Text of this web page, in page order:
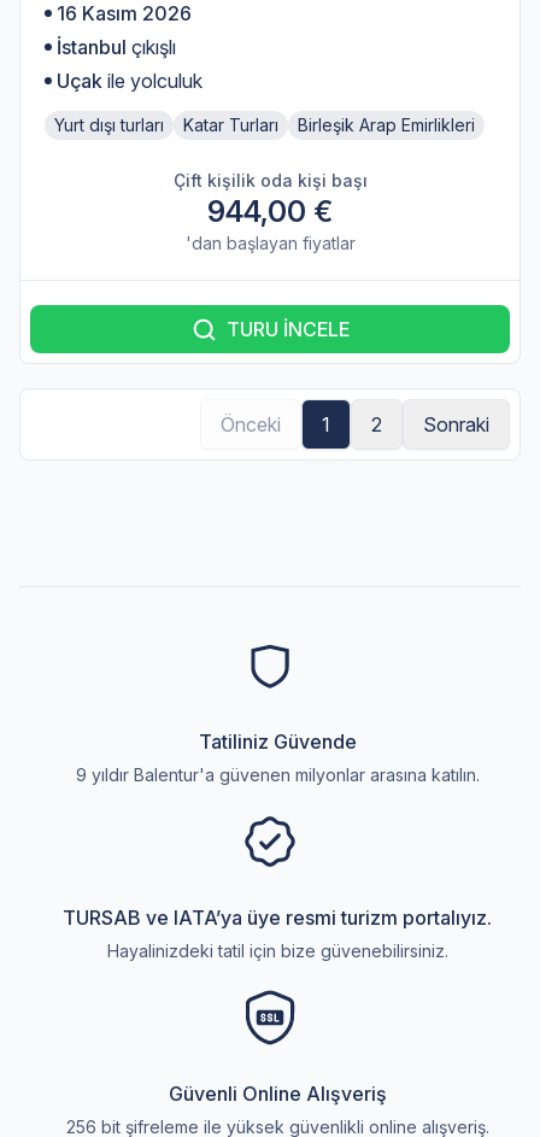
16 Kasım 2026
İstanbul çıkışlı
Uçak ile yolculuk
Yurt dışı turları Katar Turları Birleşik Arap Emirlikleri
Çift kişilik oda kişi başı
944,00 €
'dan başlayan fiyatlar
TURU İNCELE
Önceki 1 2 Sonraki
Tatiliniz Güvende
9 yıldır Balentur'a güvenen milyonlar arasına katılın.
TURSAB ve IATA’ya üye resmi turizm portalıyız.
Hayalinizdeki tatil için bize güvenebilirsiniz.
Güvenli Online Alışveriş
256 bit şifreleme ile yüksek güvenlikli online alışveriş.